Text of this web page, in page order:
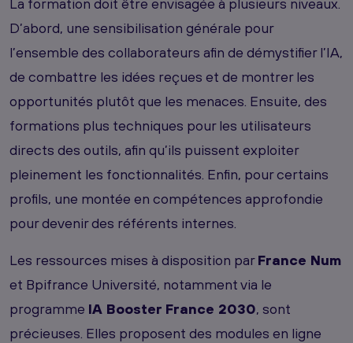
D’abord, une sensibilisation générale pour
l’ensemble des collaborateurs afin de démystifier l’IA,
de combattre les idées reçues et de montrer les
opportunités plutôt que les menaces. Ensuite, des
formations plus techniques pour les utilisateurs
directs des outils, afin qu’ils puissent exploiter
pleinement les fonctionnalités. Enfin, pour certains
profils, une montée en compétences approfondie
pour devenir des référents internes.
Les ressources mises à disposition parFrance Num
et Bpifrance Université, notamment via le
programme IA Booster France 2030, sont
précieuses. Elles proposent des modules en ligne